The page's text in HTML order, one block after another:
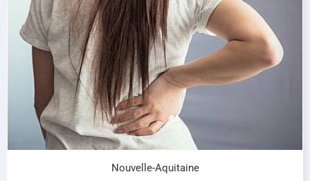
Nouvelle-Aquitaine